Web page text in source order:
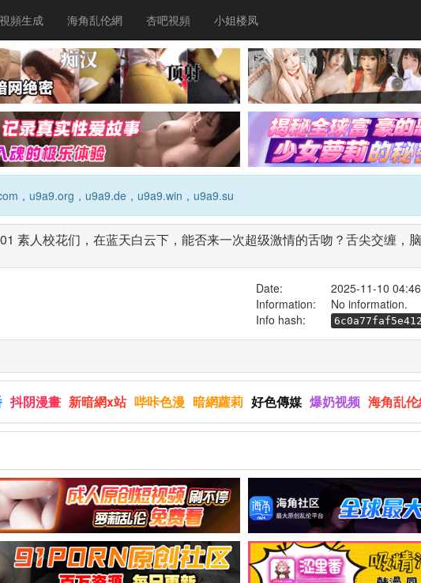
頻生成 海角乱伦網 杏吧視頻 小姐楼凤
，u9a9.org，u9a9.de，u9a9.win，u9a9.su
素人校花们，在蓝天白云下，能否来一次超级激情的舌吻？舌尖交缠，
Date:
2025-11-10
Information:
No information.
Info hash:
抖阴漫畫 新暗網x站 哔咔色漫 暗網蘿莉 好色傳媒 爆奶视频 海角乱